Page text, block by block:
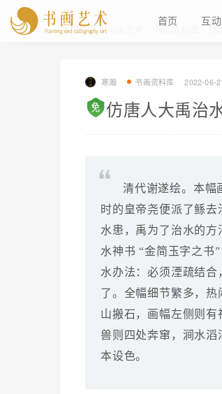
首页 互
当前位置：书画艺术 书画资料库 仿
寒瀚 书画资料库 2022-06-
仿唐人大禹治
清代谢遂绘。本幅
时的皇帝尧便派了鲧
水患，禹为了治水的
水神书 “金简玉字之书
水办法：必须湮疏结
了。全幅细节繁多，
山搬石，画幅左侧则
兽则四处奔窜，涧水
本设色。